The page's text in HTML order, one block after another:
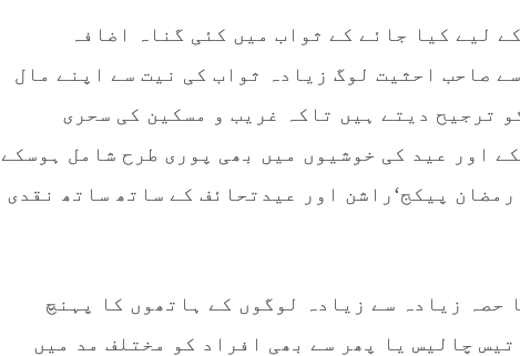
لیے کیا جائے کے ثواب میں کئی گناہ اضافہ
صاحب احثیت لوگ زیادہ ثواب کی نیت سے اپنے مال
ترجیح دیتے ہیں تاکہ غریب و مسکین کی سحری
اور عید کی خوشیوں میں بھی پوری طرح شامل ہوسکے
پیکج‘راشن اور عیدتحائف کے ساتھ ساتھ نقدی
حصہ زیادہ سے زیادہ لوگوں کے ہاتھوں کا پہنچ
چالیس یا پھر سے بھی افراد کو مختلف مد میں